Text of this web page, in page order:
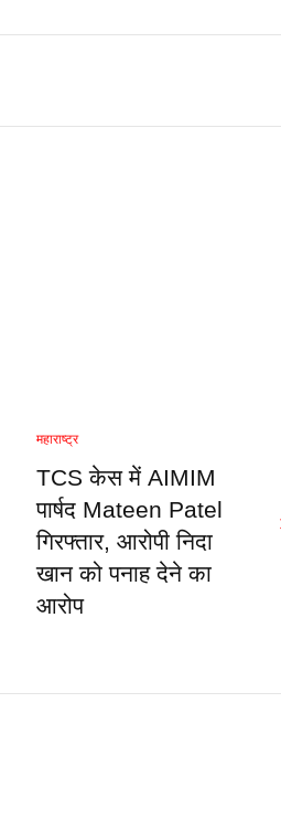
महाराष्ट्र
TCS केस में AIMIM
पार्षद Mateen Patel
गिरफ्तार, आरोपी निदा
खान को पनाह देने का
आरोप